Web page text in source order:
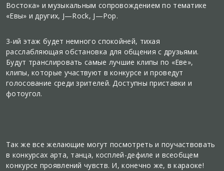
Востока» и музыкальным сопровождением по тематике
«Евы» и других, J—Rock, J—Pop.
3-ий этаж будет немного спокойней, тихая
расслабляющая обстановка для общения с друзьями.
Будут транслировать самые лучшие клипы по «Еве»,
клипы, которые участвуют в конкурсе и проведут
голосование среди зрителей. Доступны приставки и
фотоугол.
Так же все желающие могут посмотреть и поучаствовать
в конкурсах арта, танца, косплей-дефиле и всеобщем
конкурсе проявлений чувств. И, конечно же, в караоке!